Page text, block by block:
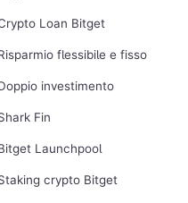
Loan Bitget
flessibile e fisso
investimento
Fin
Launchpool
crypto Bitget